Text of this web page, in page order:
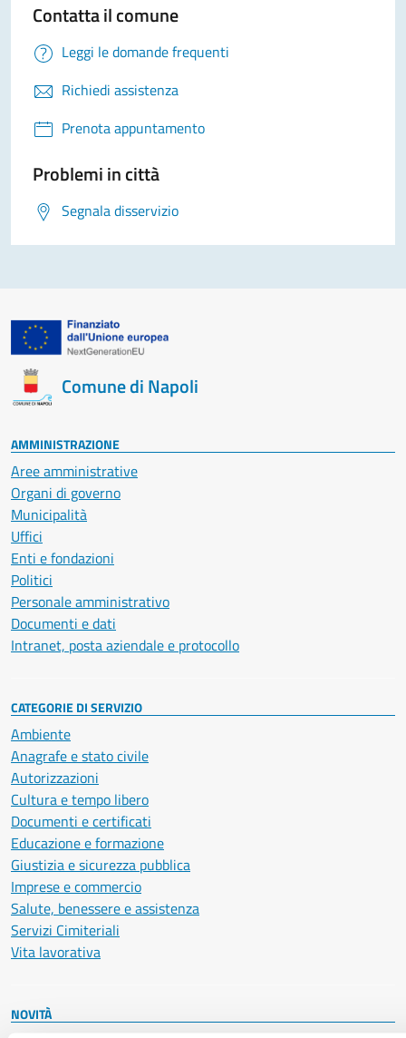
Contatta il comune
Leggi le domande frequenti
Richiedi assistenza
Prenota appuntamento
Problemi in città
Segnala disservizio
Comune di Napoli
AMMINISTRAZIONE
Aree amministrative
Organi di governo
Municipalità
Uffici
Enti e fondazioni
Politici
Personale amministrativo
Documenti e dati
Intranet, posta aziendale e protocollo
CATEGORIE DI SERVIZIO
Ambiente
Anagrafe e stato civile
Autorizzazioni
Cultura e tempo libero
Documenti e certificati
Educazione e formazione
Giustizia e sicurezza pubblica
Imprese e commercio
Salute, benessere e assistenza
Servizi Cimiteriali
Vita lavorativa
NOVITÀ